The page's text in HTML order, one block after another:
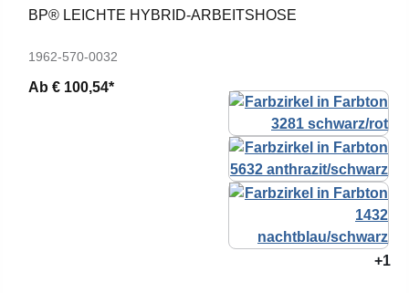
BP® LEICHTE HYBRID-ARBEITSHOSE
1962-570-0032
Ab € 100,54*
+1